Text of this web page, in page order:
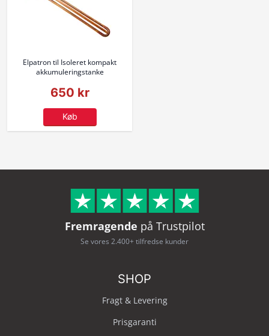
Elpatron til Isoleret kompakt
akkumuleringstanke
650 kr
Køb
Fremragende på Trustpilot
Se vores 2.400+ tilfredse kunder
SHOP
Fragt & Levering
Prisgaranti